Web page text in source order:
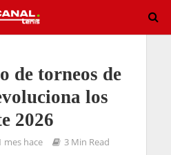
de torneos de
los
2026
mes hace 3 Min Read